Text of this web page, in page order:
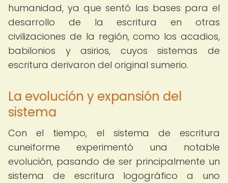
humanidad, ya que sentó las bases para el
desarrollo de la escritura en otras
civilizaciones de la región, como los acadios,
babilonios y asirios, cuyos sistemas de
escritura derivaron del original sumerio.
La evolución y expansión del
sistema
Con el tiempo, el sistema de escritura
cuneiforme experimentó una notable
evolución, pasando de ser principalmente un
sistema de escritura logográfico a uno